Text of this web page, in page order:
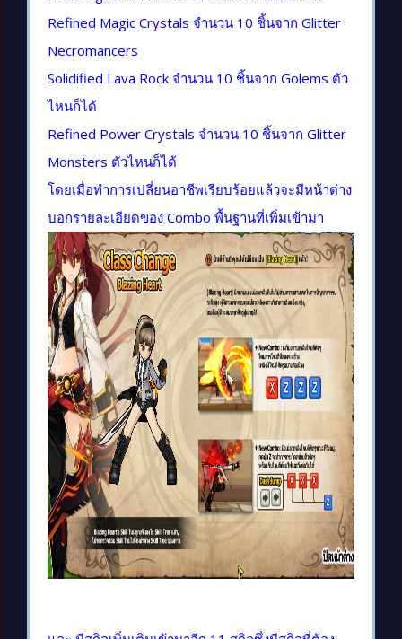
Refined Magic Crystals จำนวน 10 ชิ้นจาก Glitter
Necromancers
Solidified Lava Rock จำนวน 10 ชิ้นจาก Golems ตัว
ไหนก็ได้
Refined Power Crystals จำนวน 10 ชิ้นจาก Glitter
Monsters ตัวไหนก็ได้
โดยเมื่อทำการเปลี่ยนอาชีพเรียบร้อยแล้วจะมีหน้าต่าง
บอกรายละเอียดของ Combo พื้นฐานที่เพิ่มเข้ามา